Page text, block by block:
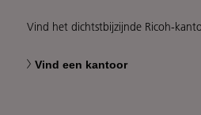
Vind het dichtstbijzijnde Ricoh-
Vind een kantoor